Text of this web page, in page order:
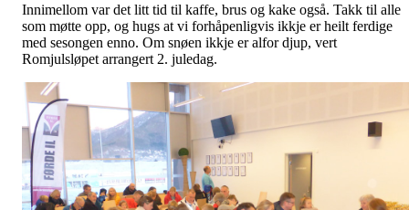
Innimellom var det litt tid til kaffe, brus og kake også. Takk til alle
som møtte opp, og hugs at vi forhåpenligvis ikkje er heilt ferdige
med sesongen enno. Om snøen ikkje er alfor djup, vert
Romjulsløpet arrangert 2. juledag.